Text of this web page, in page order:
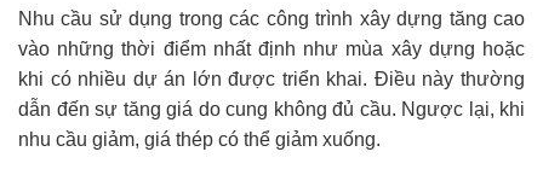
Nhu cầu sử dụng trong các công trình xây dựng tăng cao
vào những thời điểm nhất định như mùa xây dựng hoặc
khi có nhiều dự án lớn được triển khai. Điều này thường
dẫn đến sự tăng giá do cung không đủ cầu. Ngược lại, khi
nhu cầu giảm, giá thép có thể giảm xuống.